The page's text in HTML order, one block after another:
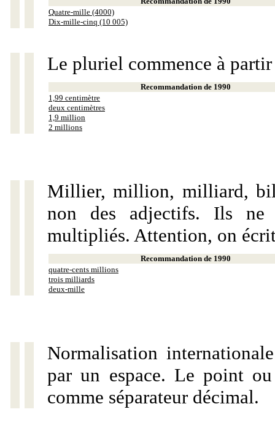
Quatre-mille (4000)
Dix-mille-cinq (10 005)
Le pluriel commence à
Recommandation de 1990
1,99 centimètre
deux centimètres
1,9 million
2 millions
Millier, million, milliard,
non des adjectifs. Ils ne
multipliés. Attention, on
Recommandation de 1990
quatre-cents millions
trois milliards
deux-mille
Normalisation
par un espace. Le point
comme séparateur décimal.